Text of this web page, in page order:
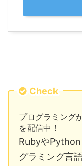
Check
プログラミング
を配信中！
RubyやPython
グラミング言